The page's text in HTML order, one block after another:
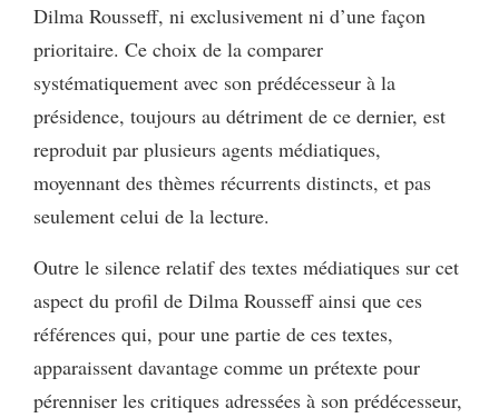
Dilma Rousseff, ni exclusivement ni d’une façon
prioritaire. Ce choix de la comparer
systématiquement avec son prédécesseur à la
présidence, toujours au détriment de ce dernier, est
reproduit par plusieurs agents médiatiques,
moyennant des thèmes récurrents distincts, et pas
seulement celui de la lecture.
Outre le silence relatif des textes médiatiques sur cet
aspect du profil de Dilma Rousseff ainsi que ces
références qui, pour une partie de ces textes,
apparaissent davantage comme un prétexte pour
pérenniser les critiques adressées à son prédécesseur,